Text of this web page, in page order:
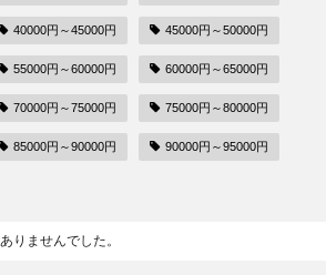
40000円～45000円 45000円～50000円
55000円～60000円 60000円～65000円
70000円～75000円 75000円～80000円
85000円～90000円 90000円～95000円
りませんでした。